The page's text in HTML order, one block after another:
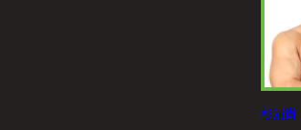
杉浦貴